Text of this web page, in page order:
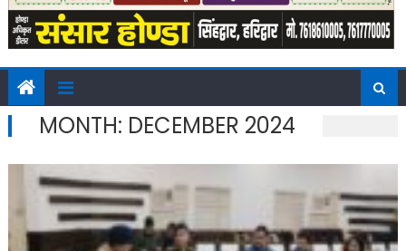
MONTH: DECEMBER 2024